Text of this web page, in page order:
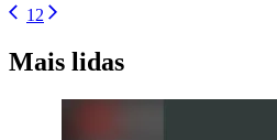
1 2
Mais lidas